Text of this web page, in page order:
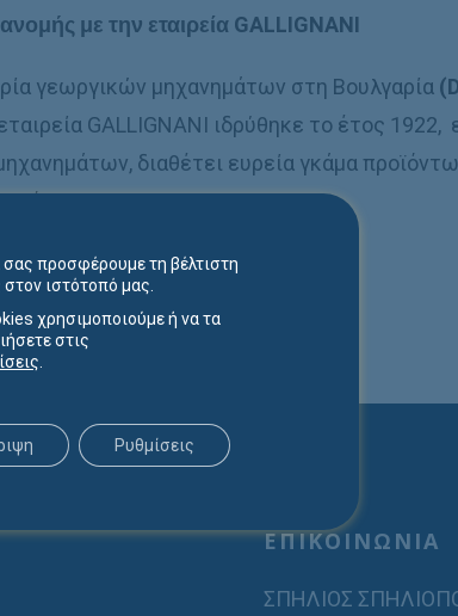
με την εταιρεία GALLIGNANI
γεωργικών μηχανημάτων στη Βουλγαρία
GALLIGNANI ιδρύθηκε το έτος 1922,
διαθέτει ευρεία γκάμα
τον κόσμο.
ΕΠΙΚΟΙΝΩΝΙΑ
ΣΠΗΛΙΟΣ
προσφέρουμε τη βέλτιστη
ιστότοπό μας.
χρησιμοποιούμε ή να τα
στις
Ρυθμίσεις